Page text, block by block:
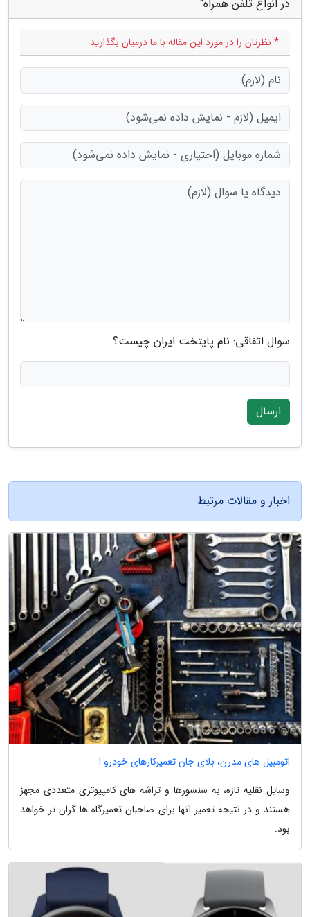
در انواع تلفن همراه"
* نظرتان را در مورد این مقاله با ما درمیان بگذارید
سوال اتفاقی: نام پایتخت ایران چیست؟
ارسال
اخبار و مقالات مرتبط
اتومبیل های مدرن، بلای جان تعمیرکارهای خودرو !
وسایل نقلیه تازه، به سنسورها و تراشه های کامپیوتری متعددی مجهز
هستند و در نتیجه تعمیر آنها برای صاحبان تعمیرگاه ها گران تر خواهد
بود.